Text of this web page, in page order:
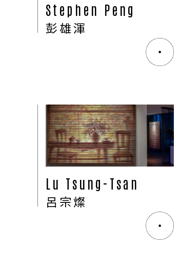
Stephen Peng
彭雄渾
Lu Tsung-Tsan
呂宗燦